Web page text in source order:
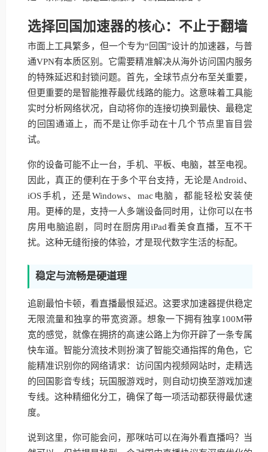
选择回国加速器的核心：不止于翻墙
市面上工具繁多，但一个专为“回国”设计的加速器，与普
通VPN有本质区别。它需要精准解决从海外访问国内服务
的特殊延迟和封锁问题。首先，全球节点分布至关重要，
但更重要的是智能推荐最优线路的能力。这意味着工具能
实时分析网络状况，自动将你的连接切换到最快、最稳定
的回国通道上，而不是让你手动在十几个节点里盲目尝
试。
你的设备可能不止一台，手机、平板、电脑，甚至电视。
因此，真正的便利在于多个平台支持，无论是Android、
iOS手机，还是Windows、mac电脑，都能轻松安装使
用。更棒的是，支持一人多端设备同时用，让你可以在书
房用电脑追剧，同时在厨房用iPad看美食直播，互不干
扰。这种无缝衔接的体验，才是现代数字生活的标配。
稳定与流畅是硬道理
追剧最怕卡顿，看直播最恨延迟。这要求加速器提供稳定
无限流量和独享的带宽资源。想象一下拥有独享100M带
宽的感觉，就像在拥挤的高速公路上为你开辟了一条专属
快车道。智能分流技术则扮演了智能交通指挥的角色，它
能精准识别你的网络请求：访问国内视频网站时，走精选
的回国影音专线；玩国服游戏时，则自动切换至游戏加速
专线。这种精细化分工，确保了每一项活动都获得最优速
度。
说到这里，你可能会问，那咪咕可以在海外看直播吗？当